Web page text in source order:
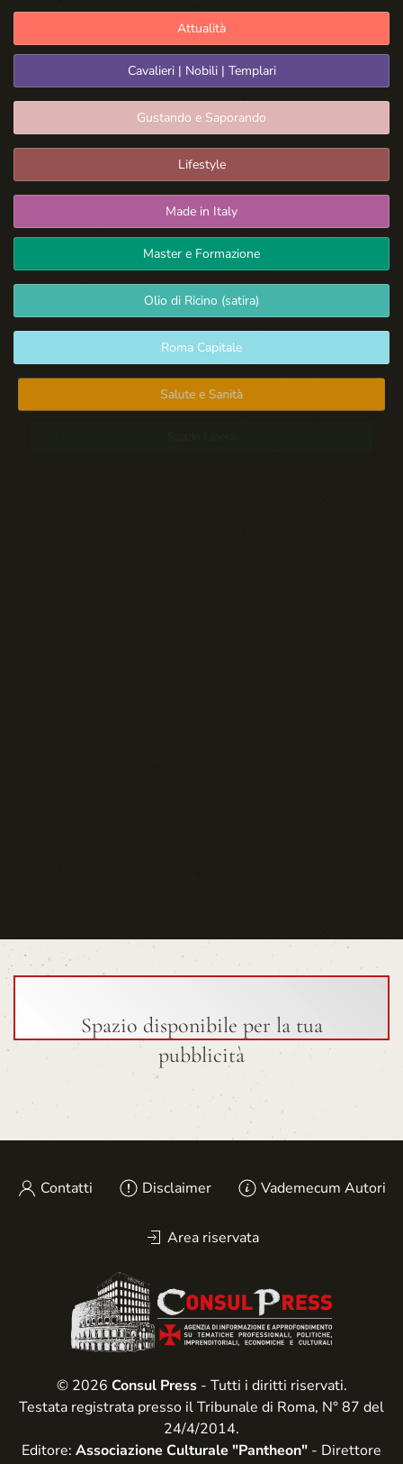
Attualità
Cavalieri | Nobili | Templari
Gustando e Saporando
Lifestyle
Made in Italy
Master e Formazione
Olio di Ricino (satira)
Roma Capitale
Salute e Sanità
Spazio disponibile per la tua
pubblicità
Contatti Disclaimer Vademecum Autori
Area riservata
© 2026 Consul Press- Tutti i diritti riservati.
Testata registrata presso il Tribunale di Roma, N° 87 del
24/4/2014.
Editore: Associazione Culturale "Pantheon" - Direttore